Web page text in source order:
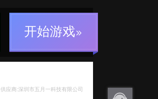
开始游戏
供应商:深圳市五月一科技有限公司